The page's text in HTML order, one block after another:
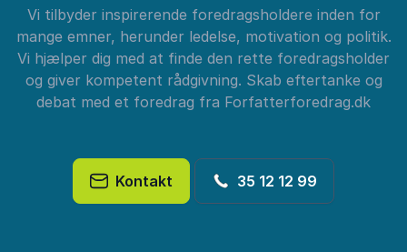
Vi tilbyder inspirerende foredragsholdere inden for
mange emner, herunder ledelse, motivation og politik.
Vi hjælper dig med at finde den rette foredragsholder
og giver kompetent rådgivning. Skab eftertanke og
debat med et foredrag fra Forfatterforedrag.dk
Kontakt 35 12 12 99